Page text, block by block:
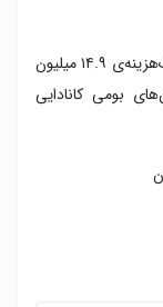
کتابخانه و آرشیو ملی کانادا در سال ۲۰۱۷ یک کمک‌هزینه‌ی ۱۴.۹ میلیون
بومی کانادایی